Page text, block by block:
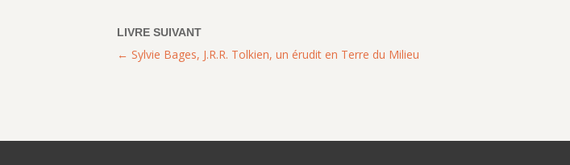
Sylvie Bages, J.R.R. Tolkien, un érudit en Terre du Milieu